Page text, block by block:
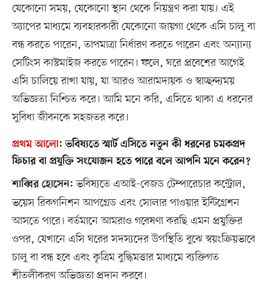
যেকোনো সময়, যেকোনো স্থান থেকে নিয়ন্ত্রণ করা যায়। এই
অ্যাপের মাধ্যমে ব্যবহারকারী যেকোনো জায়গা থেকে এসি চালু বা
বন্ধ করতে পারেন, তাপমাত্রা নির্ধারণ করতে পারেন এবং অন্যান্য
সেটিংস কাস্টমাইজ করতে পারেন। ফলে, ঘরে প্রবেশের আগেই
এসি চালিয়ে রাখা যায়, যা আরও আরামদায়ক ও স্বাচ্ছন্দ্যময়
অভিজ্ঞতা নিশ্চিত করে। আমি মনে করি, এসিতে থাকা এ ধরনের
সুবিধা জীবনকে সহজতর করে।
প্রথম আলো:ভবিষ্যতে স্মার্ট এসিতে নতুন কী ধরনের চমকপ্রদ
ফিচার বা প্রযুক্তি সংযোজন হতে পারে বলে আপনি মনে করেন?
শাব্বির হোসেন: ভবিষ্যতে এআই-বেজড টেম্পারেচার কন্ট্রোল,
ভয়েস রিকগনিশন আপগ্রেড এবং সোলার পাওয়ার ইন্টিগ্রেশন
আসতে পারে। বর্তমানে আমরাও গবেষণা করছি এমন প্রযুক্তির
ওপর, যেখানে এসি ঘরের সদস্যদের উপস্থিতি বুঝে স্বয়ংক্রিয়ভাবে
চালু বা বন্ধ হবে এবং কৃত্রিম বুদ্ধিমত্তার মাধ্যমে ব্যক্তিগত
শীতলীকরণ অভিজ্ঞতা প্রদান করবে।